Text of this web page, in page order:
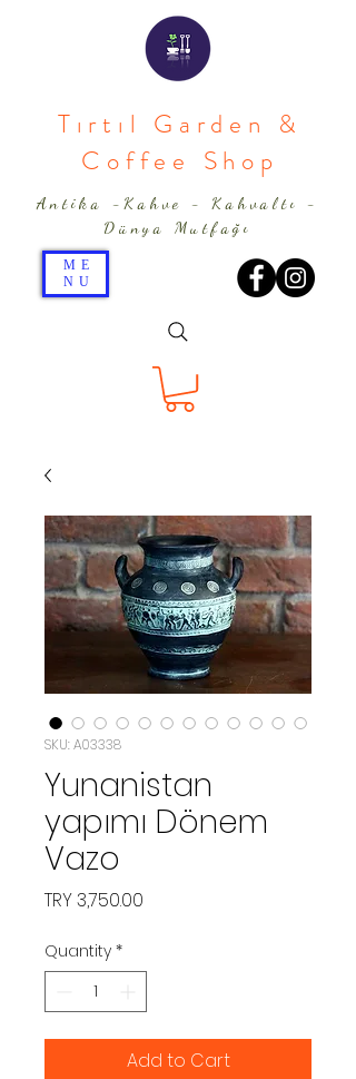
Tırtıl Garden &
Coffee Shop
ME
NU
Antika -Kahve - Kahvaltı -
Dünya Mutfağı
SKU: A03338
Yunanistan
yapımı Dönem
Vazo
TRY 3,750.00
Quantity *
Add to Cart